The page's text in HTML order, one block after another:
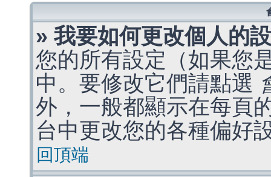
» 我要如何更改個人的
您的所有設定（如果您
中。要修改它們請點選
外，一般都顯示在每頁
台中更改您的各種偏好
回頂端